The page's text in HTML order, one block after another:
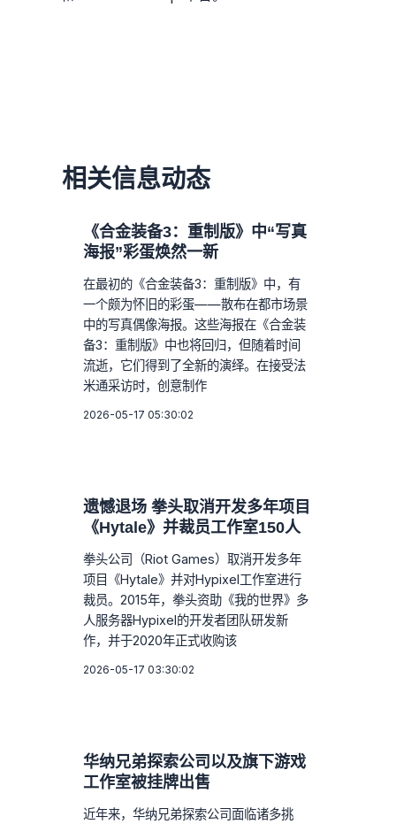
相关信息动态
《合金装备3：重制版》中“写真
海报”彩蛋焕然一新
在最初的《合金装备3：重制版》中，有
一个颇为怀旧的彩蛋——散布在都市场景
中的写真偶像海报。这些海报在《合金装
备3：重制版》中也将回归，但随着时间
流逝，它们得到了全新的演绎。在接受法
米通采访时，创意制作
2026-05-17 05:30:02
遗憾退场 拳头取消开发多年项目
《Hytale》并裁员工作室150人
拳头公司（Riot Games）取消开发多年
项目《Hytale》并对Hypixel工作室进行
裁员。2015年，拳头资助《我的世界》多
人服务器Hypixel的开发者团队研发新
作，并于2020年正式收购该
2026-05-17 03:30:02
华纳兄弟探索公司以及旗下游戏
工作室被挂牌出售
近年来，华纳兄弟探索公司面临诸多挑